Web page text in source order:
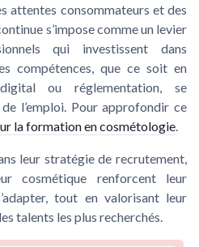
attentes consommateurs et des
s’impose comme un levier
qui investissent dans
compétences, que ce soit en
ou réglementation, se
l’emploi. Pour approfondir ce
la formation en cosmétologie
leur stratégie de recrutement,
cosmétique renforcent leur
tout en valorisant leur
talents les plus recherchés.